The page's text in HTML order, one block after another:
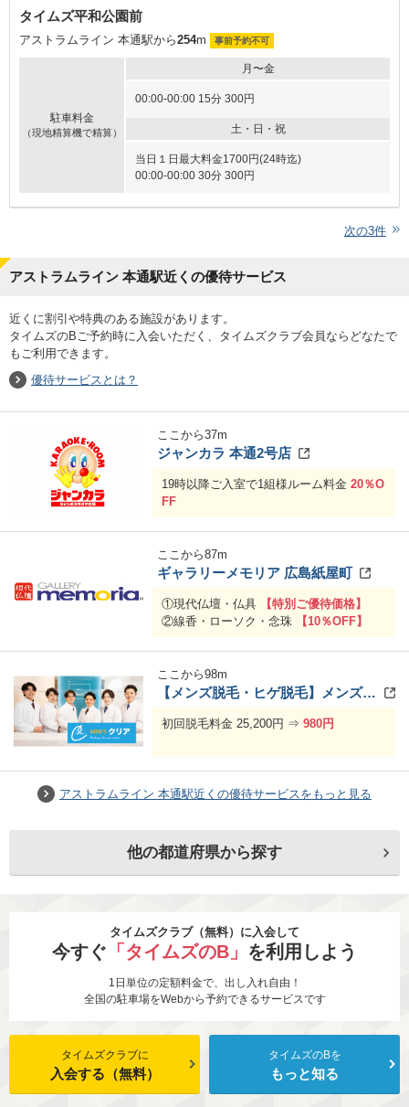
タイムズ平和公園前
アストラムライン 本通駅から254m 事前予約不可
駐車料金
（現地精算機で精算）
月〜金
00:00-00:00 15分 300円
土・日・祝
当日１日最大料金1700円(24時迄)
00:00-00:00 30分 300円
次の3件
アストラムライン 本通駅近くの優待サービス
近くに割引や特典のある施設があります。
タイムズのBご予約時に入会いただく、タイムズクラブ会員ならどなたで
もご利用できます。
優待サービスとは？
ここから37m
ジャンカラ 本通2号店
19時以降ご入室で1組様ルーム料金 20％O
FF
ここから87m
ギャラリーメモリア 広島紙屋町
①現代仏壇・仏具
【特別ご優待価格】
②線香・ローソク・念珠
【10％OFF】
ここから98m
【メンズ脱毛・ヒゲ脱毛】メンズクリア 広島店
初回脱毛料金 25,200円 ⇒ 980円
アストラムライン 本通駅近くの優待サービスをもっと見る
他の都道府県から探す
タイムズクラブ（無料）に入会して
今すぐ 「タイムズのB」 を利用しよう
1日単位の定額料金で、出し入れ自由！
全国の駐車場をWebから予約できるサービスです
タイムズクラブに
入会する（無料）
タイムズのBを
もっと知る